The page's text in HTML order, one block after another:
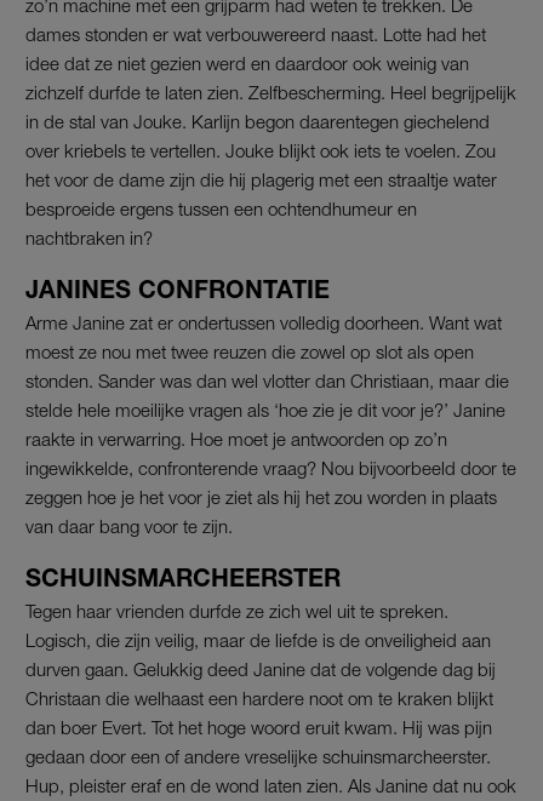
dames stonden er wat verbouwereerd naast. Lotte had het
idee dat ze niet gezien werd en daardoor ook weinig van
zichzelf durfde te laten zien. Zelfbescherming. Heel begrijpelijk
in de stal van Jouke. Karlijn begon daarentegen giechelend
over kriebels te vertellen. Jouke blijkt ook iets te voelen. Zou
het voor de dame zijn die hij plagerig met een straaltje water
besproeide ergens tussen een ochtendhumeur en
nachtbraken in?
JANINES CONFRONTATIE
Arme Janine zat er ondertussen volledig doorheen. Want wat
moest ze nou met twee reuzen die zowel op slot als open
stonden. Sander was dan wel vlotter dan Christiaan, maar die
stelde hele moeilijke vragen als ‘hoe zie je dit voor je?’ Janine
raakte in verwarring. Hoe moet je antwoorden op zo’n
ingewikkelde, confronterende vraag? Nou bijvoorbeeld door te
zeggen hoe je het voor je ziet als hij het zou worden in plaats
van daar bang voor te zijn.
SCHUINSMARCHEERSTER
Tegen haar vrienden durfde ze zich wel uit te spreken.
Logisch, die zijn veilig, maar de liefde is de onveiligheid aan
durven gaan. Gelukkig deed Janine dat de volgende dag bij
Christaan die welhaast een hardere noot om te kraken blijkt
dan boer Evert. Tot het hoge woord eruit kwam. Hij was pijn
gedaan door een of andere vreselijke schuinsmarcheerster.
Hup, pleister eraf en de wond laten zien. Als Janine dat nu ook